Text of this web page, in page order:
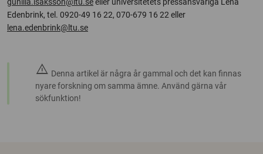
Edenbrink, tel. 0920-49 16 22, 070-679 16 22 eller
lena.edenbrink@ltu.se
warning Denna artikel är några år gammal och det kan finnas
nyare forskning om samma ämne. Använd gärna vår
sökfunktion!